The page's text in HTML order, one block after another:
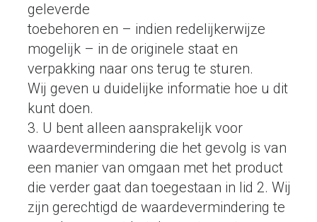
geleverde
toebehoren en – indien redelijkerwijze
mogelijk – in de originele staat en
verpakking naar ons terug te sturen.
Wij geven u duidelijke informatie hoe u dit
kunt doen.
3. U bent alleen aansprakelijk voor
waardevermindering die het gevolg is van
een manier van omgaan met het product
die verder gaat dan toegestaan in lid 2. Wij
zijn gerechtigd de waardevermindering te